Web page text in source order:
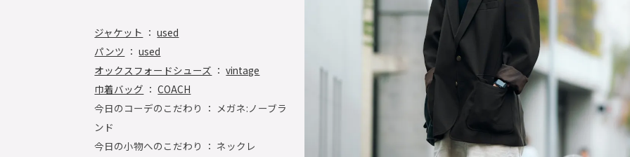
ジャケット ：used
パンツ ：used
オックスフォードシューズ ：vintage
巾着バッグ ：COACH
今日のコーデのこだわり ： メガネ:ノーブラ
ンド
今日の小物へのこだわり ： ネックレ